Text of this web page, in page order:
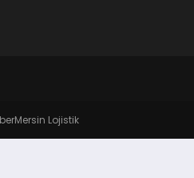
Mersin Lojistik